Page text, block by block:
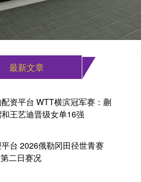
最新文章
资平台 WTT横滨冠军赛：蒯
王艺迪晋级女单16强
台 2026俄勒冈田径世青赛
第二日赛况